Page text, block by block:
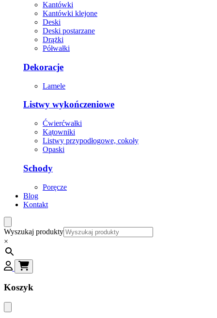
Kantówki
Kantówki klejone
Deski
Deski postarzane
Drążki
Półwałki
Dekoracje
Lamele
Listwy wykończeniowe
Ćwierćwałki
Kątowniki
Listwy przypodłogowe, cokoły
Opaski
Schody
Poręcze
Blog
Kontakt
Wyszukaj produkty
×
Koszyk